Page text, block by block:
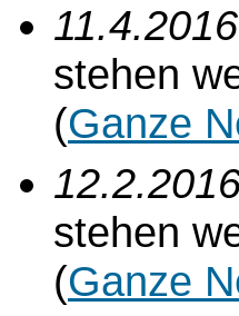
11.4.2016
stehen
(Ganze
stehen
(Ganze